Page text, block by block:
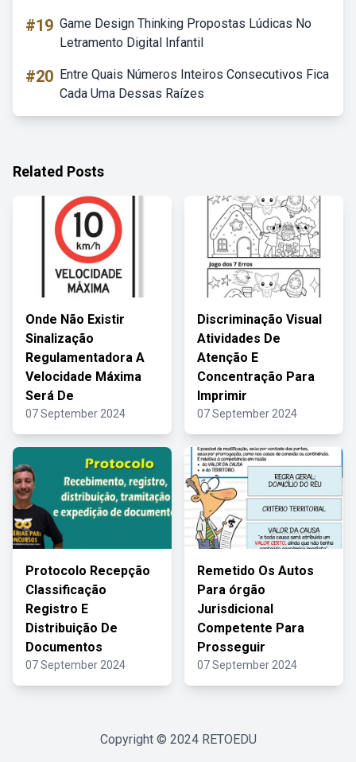
#19 Game Design Thinking Propostas Lúdicas No
Letramento Digital Infantil
#20 Entre Quais Números Inteiros Consecutivos Fica
Cada Uma Dessas Raízes
Related Posts
Onde Não Existir
Sinalização
Regulamentadora A
Velocidade Máxima
Será De
07 September 2024
Discriminação Visual
Atividades De
Atenção E
Concentração Para
Imprimir
07 September 2024
Protocolo Recepção
Classificação
Registro E
Distribuição De
Documentos
07 September 2024
Remetido Os Autos
Para órgão
Jurisdicional
Competente Para
Prosseguir
07 September 2024
Copyright © 2024 RETOEDU